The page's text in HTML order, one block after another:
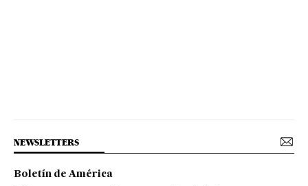
NEWSLETTERS
Boletín de América